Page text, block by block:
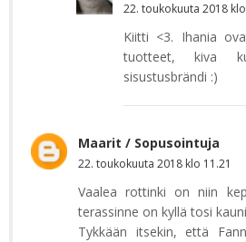
22. toukokuuta 2018
Kiitti <3. Ihania
tuotteet, kiva
sisustusbrändi :)
Maarit / Sopusointuja
22. toukokuuta 2018 klo 11.21
Vaalea rottinki on niin
terassinne on kyllä tosi
Tykkään itsekin, että